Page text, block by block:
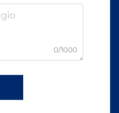
0/1000